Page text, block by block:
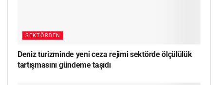
SEKTÖRDEN
Deniz turizminde yeni ceza rejimi sektörde ölçülülük
tartışmasını gündeme taşıdı